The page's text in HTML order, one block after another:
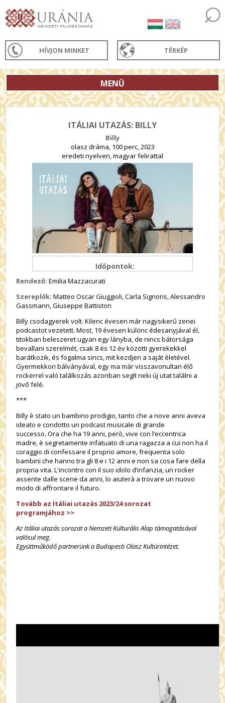
HÍVJON MINKET TÉRKÉP
MENÜ
ITÁLIAI UTAZÁS: BILLY
Billy
olasz dráma, 100 perc, 2023
eredeti nyelven, magyar felirattal
Időpontok:
Rendező: Emilia Mazzacurati
Szereplők: Matteo Oscar Giuggioli, Carla Signoris, Alessandro
Gassmann, Giuseppe Battiston
Billy csodagyerek volt. Kilenc évesen már nagysikerű zenei
podcastot vezetett. Most, 19 évesen különc édesanyjával él,
titokban beleszeret ugyan egy lányba, de nincs bátorsága
bevallani szerelmét, csak 8 és 12 év közötti gyerekekkel
barátkozik, és fogalma sincs, mit kezdjen a saját életével.
Gyermekkori bálványával, egy ma már visszavonultan élő
rockerrel való találkozás azonban segít neki új utat találni a
jövő felé.
***
Billy è stato un bambino prodigio, tanto che a nove anni aveva
ideato e condotto un podcast musicale di grande
successo. Ora che ha 19 anni, però, vive con l’eccentrica
madre, è segretamente infatuato di una ragazza a cui non ha il
coraggio di confessare il proprio amore, frequenta solo
bambini che hanno tra gli 8 e i 12 anni e non sa cosa fare della
propria vita. L'incontro con il suo idolo d’infanzia, un rocker
assente dalle scene da anni, lo aiuterà a trovare un nuovo
modo di affrontare il futuro.
Tovább az Itáliai utazás 2023/24 sorozat
programjához >>
Az Itáliai utazás sorozat a Nemzeti Kulturális Alap támogatásával
valósul meg.
Együttműködő partnerünk a Budapesti Olasz Kultúrintézet.